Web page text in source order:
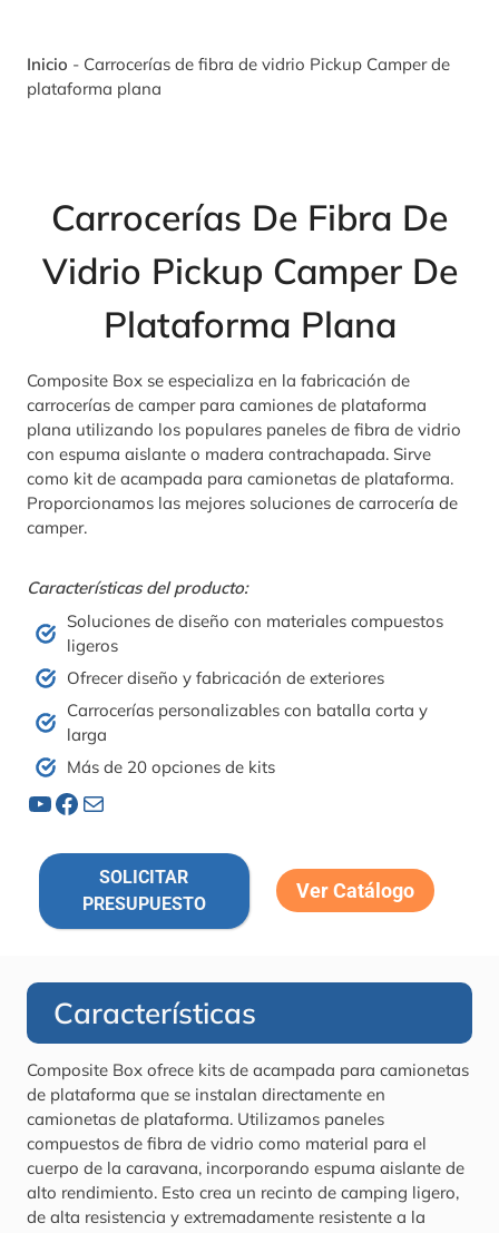
Inicio - Carrocerías de fibra de vidrio Pickup Camper de
plataforma plana
Carrocerías De Fibra De
Vidrio Pickup Camper De
Plataforma Plana
Composite Box se especializa en la fabricación de
carrocerías de camper para camiones de plataforma
plana utilizando los populares paneles de fibra de vidrio
con espuma aislante o madera contrachapada. Sirve
como kit de acampada para camionetas de plataforma.
Proporcionamos las mejores soluciones de carrocería de
camper.
Características del producto:
Soluciones de diseño con materiales compuestos
ligeros
Ofrecer diseño y fabricación de exteriores
Carrocerías personalizables con batalla corta y
larga
Más de 20 opciones de kits
YouTube Facebook Correo electrónico
SOLICITAR
PRESUPUESTO
Ver Catálogo
Características
Composite Box ofrece kits de acampada para camionetas
de plataforma que se instalan directamente en
camionetas de plataforma. Utilizamos paneles
compuestos de fibra de vidrio como material para el
cuerpo de la caravana, incorporando espuma aislante de
alto rendimiento. Esto crea un recinto de camping ligero,
de alta resistencia y extremadamente resistente a la